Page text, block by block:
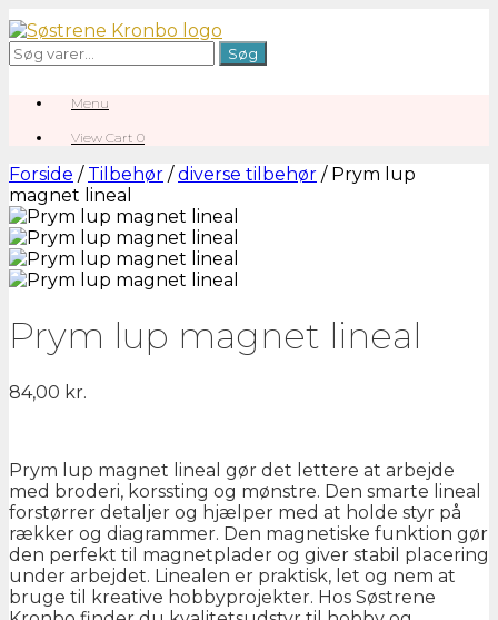
Gå
til
indhold
Søg
efter:
Søg
Menu
View
cart
View Cart 0
Forside / Tilbehør /diverse tilbehør / Prym lup
magnet lineal
Prym lup magnet lineal
84,00 kr.
Prym lup magnet lineal gør det lettere at arbejde
med broderi, korssting og mønstre. Den smarte lineal
forstørrer detaljer og hjælper med at holde styr på
rækker og diagrammer. Den magnetiske funktion gør
den perfekt til magnetplader og giver stabil placering
under arbejdet. Linealen er praktisk, let og nem at
bruge til kreative hobbyprojekter. Hos Søstrene